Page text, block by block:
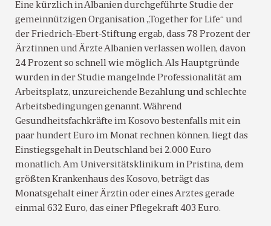
Eine kürzlich in Albanien durchgeführte Studie der
gemeinnützigen Organisation „Together for Life“ und
der Friedrich-Ebert-Stiftung ergab, dass 78 Prozent der
Ärztinnen und Ärzte Albanien verlassen wollen, davon
24 Prozent so schnell wie möglich. Als Hauptgründe
wurden in der Studie mangelnde Professionalität am
Arbeitsplatz, unzureichende Bezahlung und schlechte
Arbeitsbedingungen genannt. Während
Gesundheitsfachkräfte im Kosovo bestenfalls mit ein
paar hundert Euro im Monat rechnen können, liegt das
Einstiegsgehalt in Deutschland bei 2.000 Euro
monatlich. Am Universitätsklinikum in Pristina, dem
größten Krankenhaus des Kosovo, beträgt das
Monatsgehalt einer Ärztin oder eines Arztes gerade
einmal 632 Euro, das einer Pflegekraft 403 Euro.